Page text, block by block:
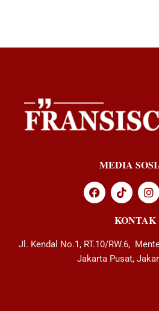
MEDIA
KONTAK
Jl. Kendal No.1, RT.10/RW.6,
Jakarta Pusat,